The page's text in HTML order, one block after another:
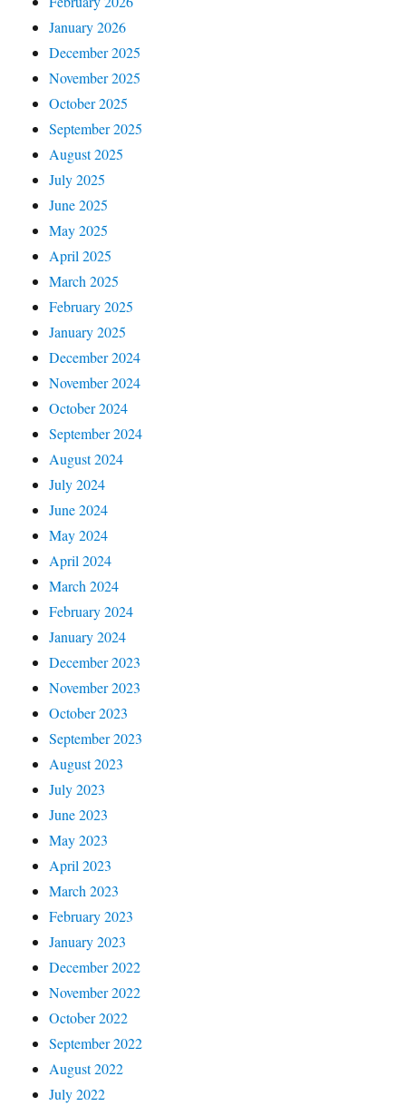
January 2026
December 2025
November 2025
October 2025
September 2025
August 2025
July 2025
June 2025
May 2025
April 2025
March 2025
February 2025
January 2025
December 2024
November 2024
October 2024
September 2024
August 2024
July 2024
June 2024
May 2024
April 2024
March 2024
February 2024
January 2024
December 2023
November 2023
October 2023
September 2023
August 2023
July 2023
June 2023
May 2023
April 2023
March 2023
February 2023
January 2023
December 2022
November 2022
October 2022
September 2022
August 2022
July 2022